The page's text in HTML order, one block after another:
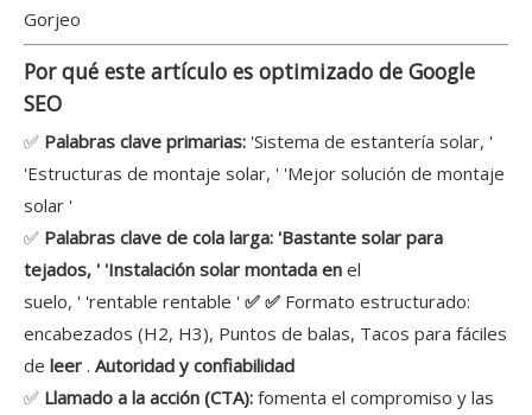
Gorjeo
Por qué este artículo es optimizado de Google
SEO
✅ Palabras clave primarias: 'Sistema de estantería solar, '
'Estructuras de montaje solar, ' 'Mejor solución de montaje
solar '
✅ Palabras clave de cola larga: 'Bastante solar para
tejados, ' 'Instalación solar montada en el
suelo, ' 'rentable rentable ' ✅ ✅ Formato estructurado:
encabezados (H2, H3), Puntos de balas, Tacos para fáciles
de leer . Autoridad y confiabilidad
✅ Llamado a la acción (CTA): fomenta el compromiso y las